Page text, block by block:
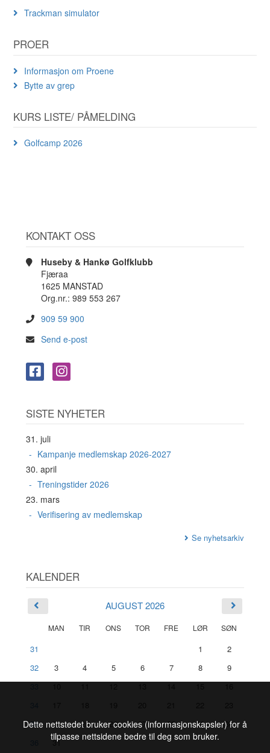
Trackman simulator
PROER
Informasjon om Proene
Bytte av grep
KURS LISTE/ PÅMELDING
Golfcamp 2026
KONTAKT OSS
Huseby & Hankø Golfklubb
Fjæraa
1625 MANSTAD
Org.nr.: 989 553 267
909 59 900
Send e-post
SISTE NYHETER
31. juli
Kampanje medlemskap 2026-2027
30. april
Treningstider 2026
23. mars
Verifisering av medlemskap
Se nyhetsarkiv
KALENDER
AUGUST 2026
MAN TIR ONS TOR FRE LØR SØN
31 1
2
32
3 4 5 6 7 8
9
35
24 25 26 27 28 29
30
31
Dette nettstedet bruker cookies (informasjonskapsler) for å
tilpasse nettsidene bedre til deg som bruker.